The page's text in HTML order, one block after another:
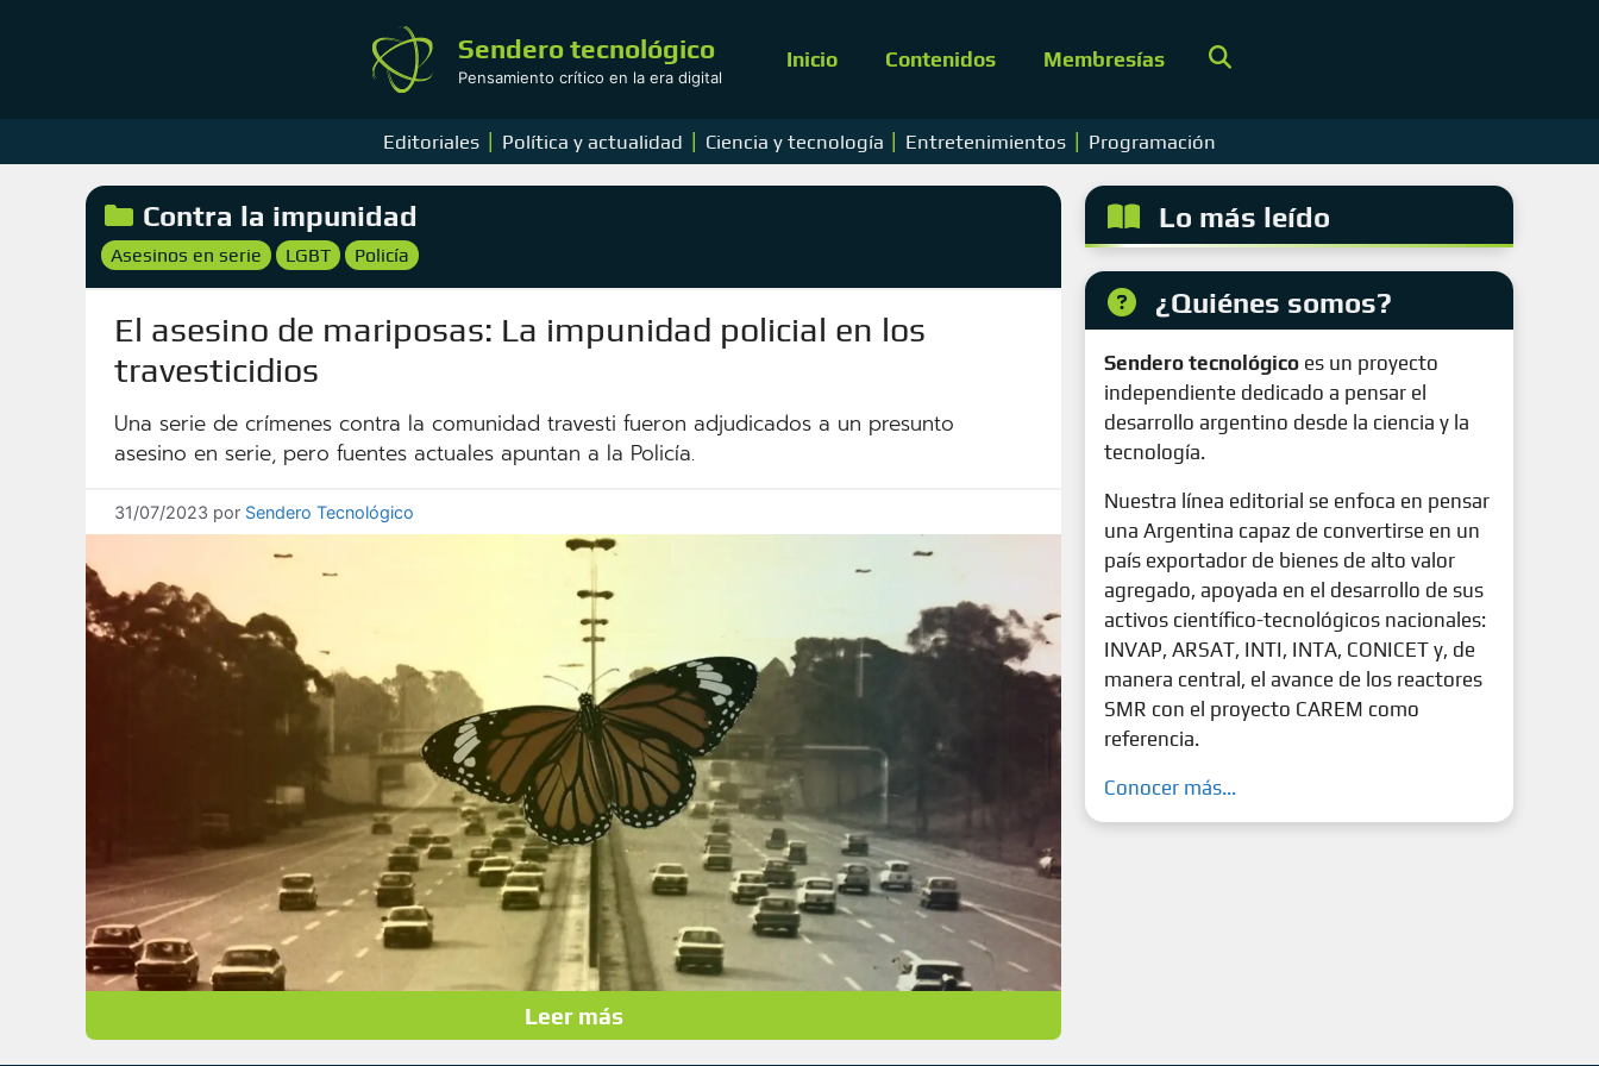
Sendero tecnológico
Pensamiento crítico en la era digital
Inicio Contenidos Membresías
Editoriales | Política y actualidad | Ciencia y tecnología | Entretenimientos | Programación
Categorías
Contra la impunidad
Etiquetas
Asesinos en serie , LGBT , Policía
El asesino de mariposas: La impunidad policial en los
travesticidios
Una serie de crímenes contra la comunidad travesti fueron adjudicados a un presunto
asesino en serie, pero fuentes actuales apuntan a la Policía.
31/07/2023 por Sendero Tecnológico
Leer más
Lo más leído
¿Quiénes somos?
Sendero tecnológico es un proyecto
independiente dedicado a pensar el
desarrollo argentino desde la ciencia y la
tecnología.
Nuestra línea editorial se enfoca en pensar
una Argentina capaz de convertirse en un
país exportador de bienes de alto valor
agregado, apoyada en el desarrollo de sus
activos científico-tecnológicos nacionales:
INVAP, ARSAT, INTI, INTA, CONICET y, de
manera central, el avance de los reactores
SMR con el proyecto CAREM como
referencia.
Conocer más...